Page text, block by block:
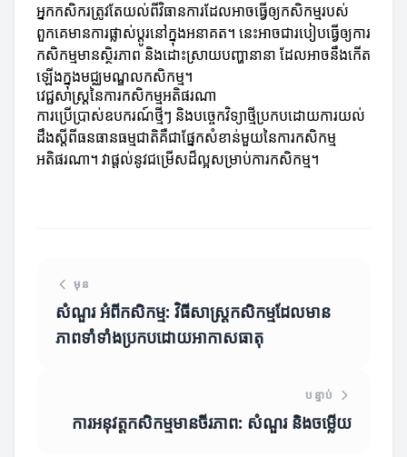
អ្នកកសិករត្រូវតែយល់ពីវិធានការដែលអាចធ្វើឲ្យកសិកម្មរបស់
ពួកគេមានការផ្លាស់ប្តូរនៅក្នុងអនាគត។ នេះអាចជារបៀបធ្វើឲ្យការ
កសិកម្មមានស្ថិរភាព និងដោះស្រាយបញ្ហានានា ដែលអាចនឹងកើត
ឡើងក្នុងមជ្ឈមណ្ឌលកសិកម្ម។
វេជ្ជសាស្ត្រនៃការកសិកម្មអតិផរណា
ការប្រើប្រាស់ឧបករណ៍ថ្មីៗ និងបច្ចេកវិទ្យាថ្មីប្រកបដោយការយល់
ដឹងស្តីពីធនធានធម្មជាតិគឺជាផ្នែកសំខាន់មួយនៃការកសិកម្ម
អតិផរណា។ វាផ្តល់នូវជម្រើសដ៏ល្អសម្រាប់ការកសិកម្ម។
មុន
សំណួរ អំពីកសិកម្ម: វិធីសាស្រ្តកសិកម្មដែលមាន
ភាពទាំទាំងប្រកបដោយអាកាសធាតុ
បន្ទាប់
ការអនុវត្តកសិកម្មមានចីរភាព: សំណួរ និងចម្លើយ